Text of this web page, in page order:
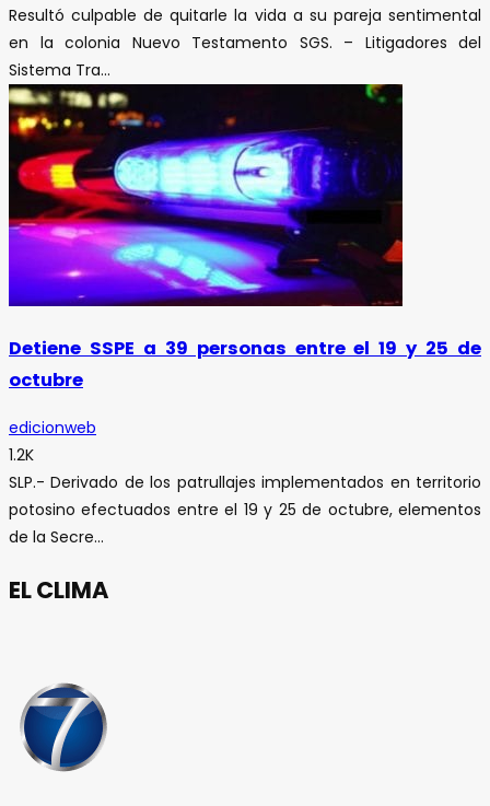
Resultó culpable de quitarle la vida a su pareja sentimental
en la colonia Nuevo Testamento SGS. – Litigadores del
Sistema Tra...
Detiene SSPE a 39 personas entre el 19 y 25 de
octubre
edicionweb
1.2K
SLP.- Derivado de los patrullajes implementados en territorio
potosino efectuados entre el 19 y 25 de octubre, elementos
de la Secre...
EL CLIMA